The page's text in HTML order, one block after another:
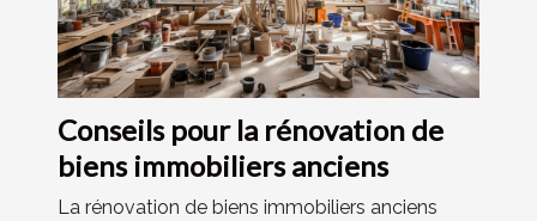
Conseils pour la rénovation de
biens immobiliers anciens
La rénovation de biens immobiliers anciens